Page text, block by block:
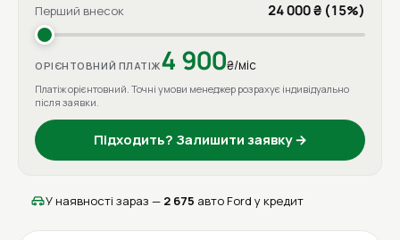
Перший внесок 24 000 ₴ (15%)
ОРІЄНТОВНИЙ ПЛАТІЖ4 900₴/міс
Платіж орієнтовний. Точні умови менеджер розрахує індивідуально
після заявки.
Підходить? Залишити заявку →
У наявності зараз — 2 675 авто Ford у кредит